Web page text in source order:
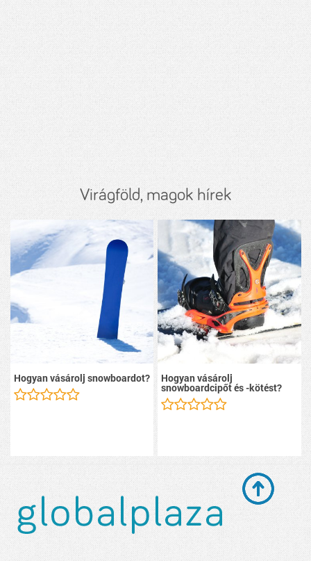
Virágföld, magok hírek
Hogyan vásárolj snowboardot? Hogyan vásárolj
snowboardcipőt és -kötést?